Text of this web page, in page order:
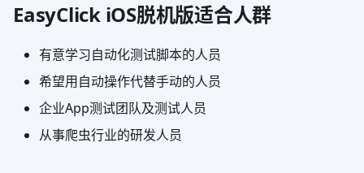
EasyClick iOS脱机版适合人群
有意学习自动化测试脚本的人员
希望用自动操作代替手动的人员
企业App测试团队及测试人员
从事爬虫行业的研发人员